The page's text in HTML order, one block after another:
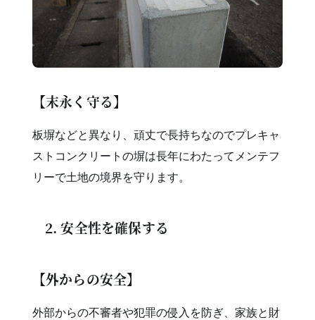
【末永く守る】
板塀などと異なり、頑丈で長持ちなのでプレキャ
ストコンクリートの塀は長年にわたってメンテフ
リーで土地の境界を守ります。
2. 安全性を確保する
【外からの安全】
外部からの不審者や犯罪の侵入を防ぎ、家族と財